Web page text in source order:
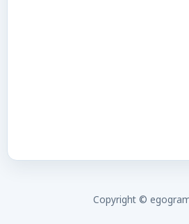
Copyright ©